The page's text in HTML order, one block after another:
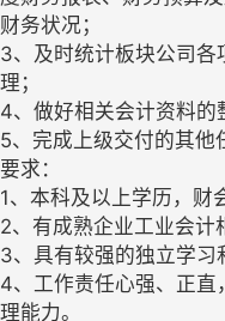
财务状况；
3、及时统计板块公司各
理；
4、做好相关会计资料的
5、完成上级交付的其他
要求：
1、本科及以上学历，财
2、有成熟企业工业会计
3、具有较强的独立学习
4、工作责任心强、正直
理能力。